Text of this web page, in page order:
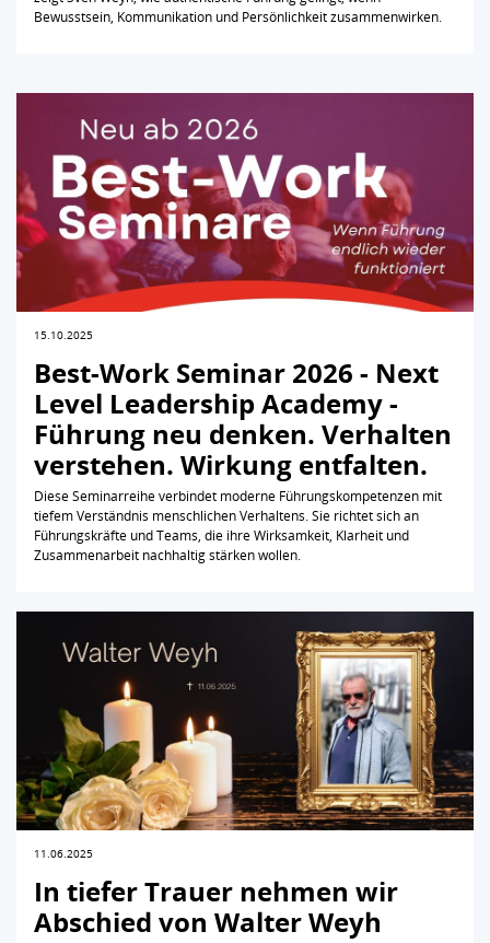
Bewusstsein, Kommunikation und Persönlichkeit zusammenwirken.
15.10.2025
Best-Work Seminar 2026 - Next
Level Leadership Academy -
Führung neu denken. Verhalten
verstehen. Wirkung entfalten.
Diese Seminarreihe verbindet moderne Führungskompetenzen mit
tiefem Verständnis menschlichen Verhaltens. Sie richtet sich an
Führungskräfte und Teams, die ihre Wirksamkeit, Klarheit und
Zusammenarbeit nachhaltig stärken wollen.
11.06.2025
In tiefer Trauer nehmen wir
Abschied von Walter Weyh